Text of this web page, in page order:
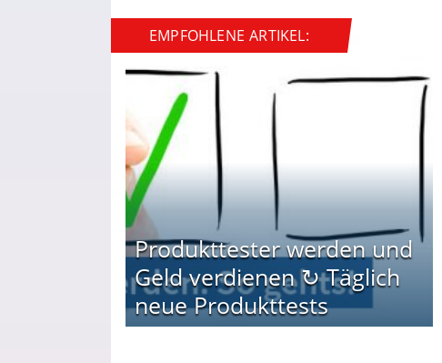
EMPFOHLENE ARTIKEL:
Produkttester werden und
Geld verdienen ↻ Täglich
neue Produkttests